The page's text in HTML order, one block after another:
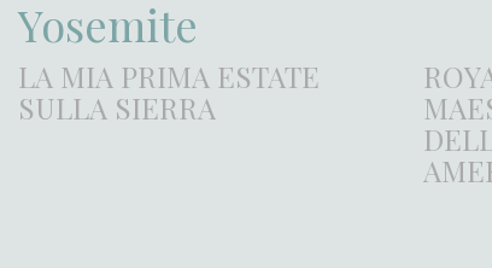
Yosemite
LA MIA PRIMA ESTATE
SULLA SIERRA